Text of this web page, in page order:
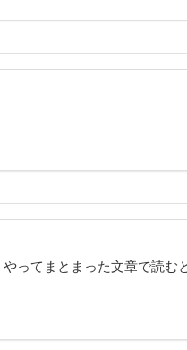
ってまとまった文章で読む